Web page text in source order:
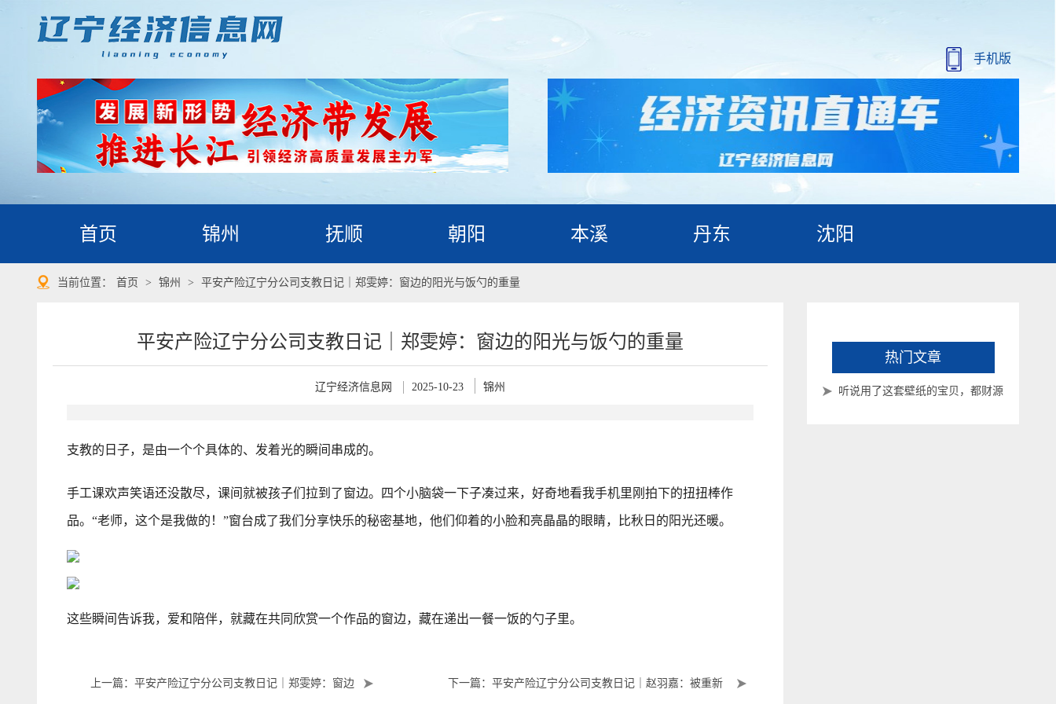
手机版
首页 锦州 抚顺 朝阳 本溪 丹东 沈阳
当前位置： 首页 > 锦州 > 平安产险辽宁分公司支教日记｜郑雯婷：窗边的阳光与饭勺的重量
平安产险辽宁分公司支教日记｜郑雯婷：窗边的阳光与饭勺的重量
辽宁经济信息网 2025-10-23 锦州
支教的日子，是由一个个具体的、发着光的瞬间串成的。
手工课欢声笑语还没散尽，课间就被孩子们拉到了窗边。四个小脑袋一下子凑过来，好奇地看我手机里刚拍下的扭扭棒作
品。“老师，这个是我做的！”窗台成了我们分享快乐的秘密基地，他们仰着的小脸和亮晶晶的眼睛，比秋日的阳光还暖。
这些瞬间告诉我，爱和陪伴，就藏在共同欣赏一个作品的窗边，藏在递出一餐一饭的勺子里。
上一篇：平安产险辽宁分公司支教日记｜郑雯婷：窗边 下一篇：平安产险辽宁分公司支教日记｜赵羽嘉：被重新
热门文章
听说用了这套壁纸的宝贝，都财源